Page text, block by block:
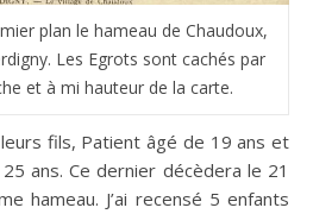
plan le hameau de Chaudoux,
Les Egrots sont cachés par
et à mi hauteur de la carte.
fils, Patient âgé de 19 ans et
ans. Ce dernier décèdera le 21
hameau. J’ai recensé 5 enfants